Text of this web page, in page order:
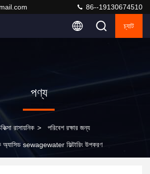
86--19130674510
চ্যাট
পণ্য
রাসায়নিক > পরিবেশ রক্ষার জন্য
অ্যাসিড sewagewater ফিল্টারিং উপকরণ